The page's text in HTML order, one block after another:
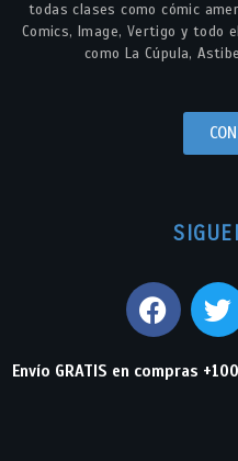
todas clases como cómic
Comics, Image, Vertigo y todo
como La Cúpula,
Envío GRATIS en compras